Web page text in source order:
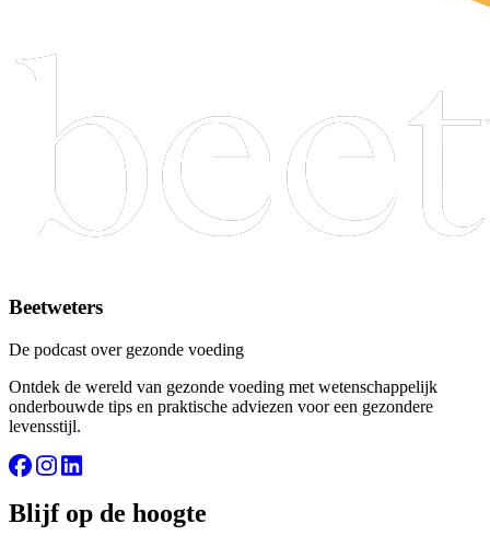
Beetweters
De podcast over gezonde voeding
Ontdek de wereld van gezonde voeding met wetenschappelijk
onderbouwde tips en praktische adviezen voor een gezondere
levensstijl.
Blijf op de hoogte